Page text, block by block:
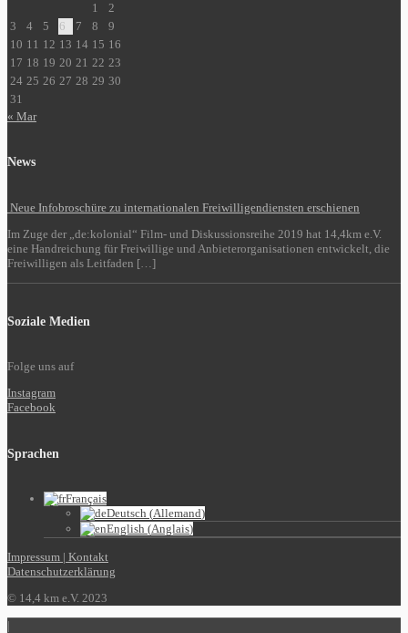
1
2
3
4 5 6 7 8
9
10 11 12 13 14 15 16
17 18 19 20 21 22 23
24 25 26 27 28 29 30
31
« Mar
News
Neue Infobroschüre zu internationalen Freiwilligendiensten erschienen
Im Zuge der „de:kolonial“ Film- und Diskussionsreihe 2019 hat 14,4km e.V.
eine Handreichung für Freiwillige und Anbieterorganisationen entwickelt, die
Freiwilligen als Leitfaden […]
Soziale Medien
Folge uns auf
Instagram
Facebook
Sprachen
Français
Deutsch (Allemand)
English (Anglais)
Impressum | Kontakt
Datenschutzerklärung
© 14,4 km e.V. 2023
|